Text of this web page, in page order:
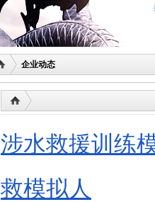
企业动态
涉水救援训练
救模拟人